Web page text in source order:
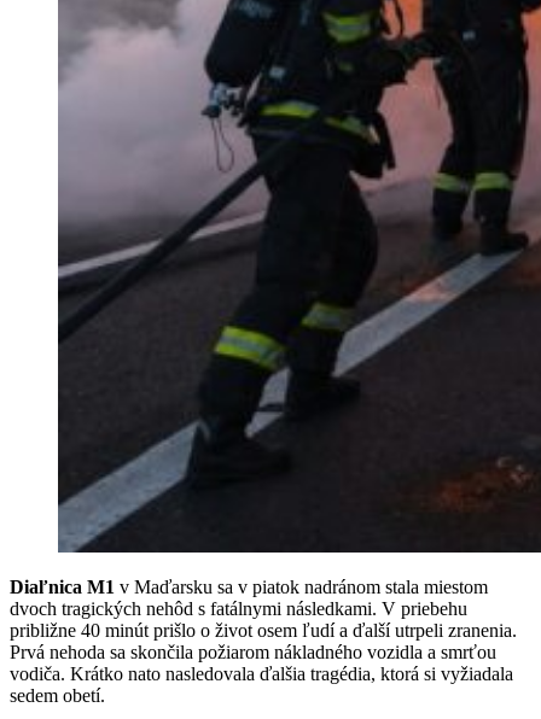
Diaľnica M1 v Maďarsku sa v piatok nadránom stala miestom
dvoch tragických nehôd s fatálnymi následkami. V priebehu
približne 40 minút prišlo o život osem ľudí a ďalší utrpeli zranenia.
Prvá nehoda sa skončila požiarom nákladného vozidla a smrťou
vodiča. Krátko nato nasledovala ďalšia tragédia, ktorá si vyžiadala
sedem obetí.